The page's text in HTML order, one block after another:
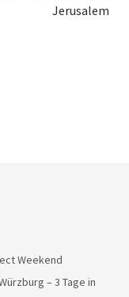
Jerusalem
Weekend
– 3 Tage in